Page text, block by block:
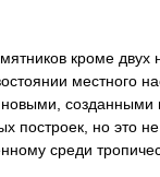
кроме
местного
построек, но это
среди